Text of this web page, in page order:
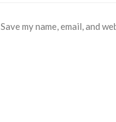
Save my name, email, and